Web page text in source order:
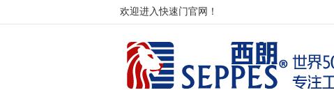
欢迎进入快速门官网！